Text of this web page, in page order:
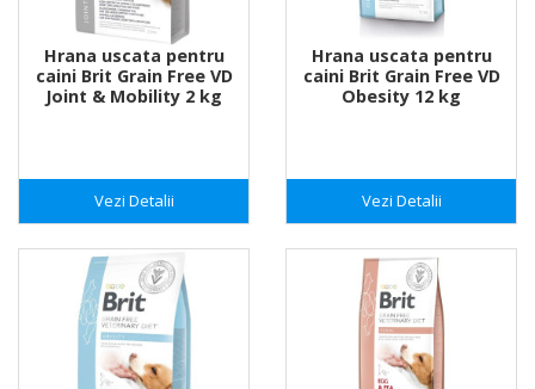
Hrana uscata pentru
caini Brit Grain Free VD
Joint & Mobility 2 kg
Vezi Detalii
Hrana uscata pentru
caini Brit Grain Free VD
Obesity 12 kg
Vezi Detalii